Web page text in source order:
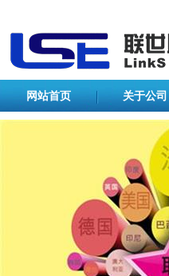
网站首页 关于公司